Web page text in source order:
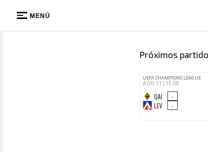
MENÚ
Próximos